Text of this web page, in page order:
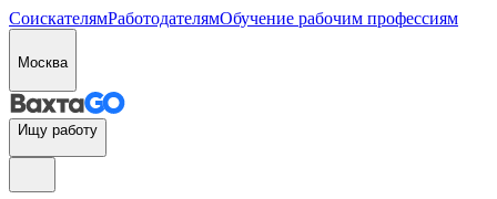
СоискателямРаботодателямОбучение рабочим профессиям
Москва
Ищу работу